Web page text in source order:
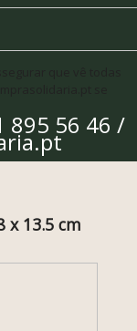
895 56 46 /
x 13.5 cm